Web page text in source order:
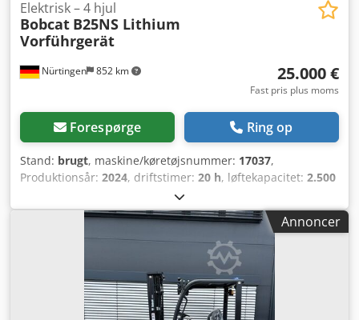
Nürtingen 852 km
Elektrisk – 4 hjul
Bobcat B25NS Lithium
Vorführgerät
25.000 €
Fast pris plus moms
Forespørge Ring op
Stand: brugt, maskine/køretøjsnummer: 17037,
Produktionsår: 2024, driftstimer: 20 h, løftekapacitet: 2.500
, fri løftehøjde:
lastcentrum:500 mm, brændstoftype:elektrisk,
, bygningshøjde:2.180 mm ,
48 V , gaffellængde:1.200 mm
, bagdækseldimension:
, samlet vægt:3.552 kg, 5141046 Crjdpfx Agey Hau Ij Tef
Serienummer: FBA47-4880-01823 Batteridetaljer: 48V
600Ah lithiumbatteri
Annoncer